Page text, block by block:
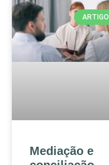
ARTIGO
Mediação e